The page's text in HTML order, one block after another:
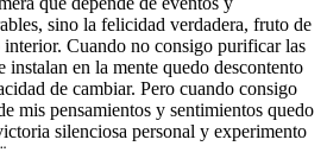
sino la felicidad verdadera, fruto de
Cuando no consigo purificar las
instalan en la mente quedo descontento
de cambiar. Pero cuando consigo
mis pensamientos y sentimientos quedo
silenciosa personal y experimento